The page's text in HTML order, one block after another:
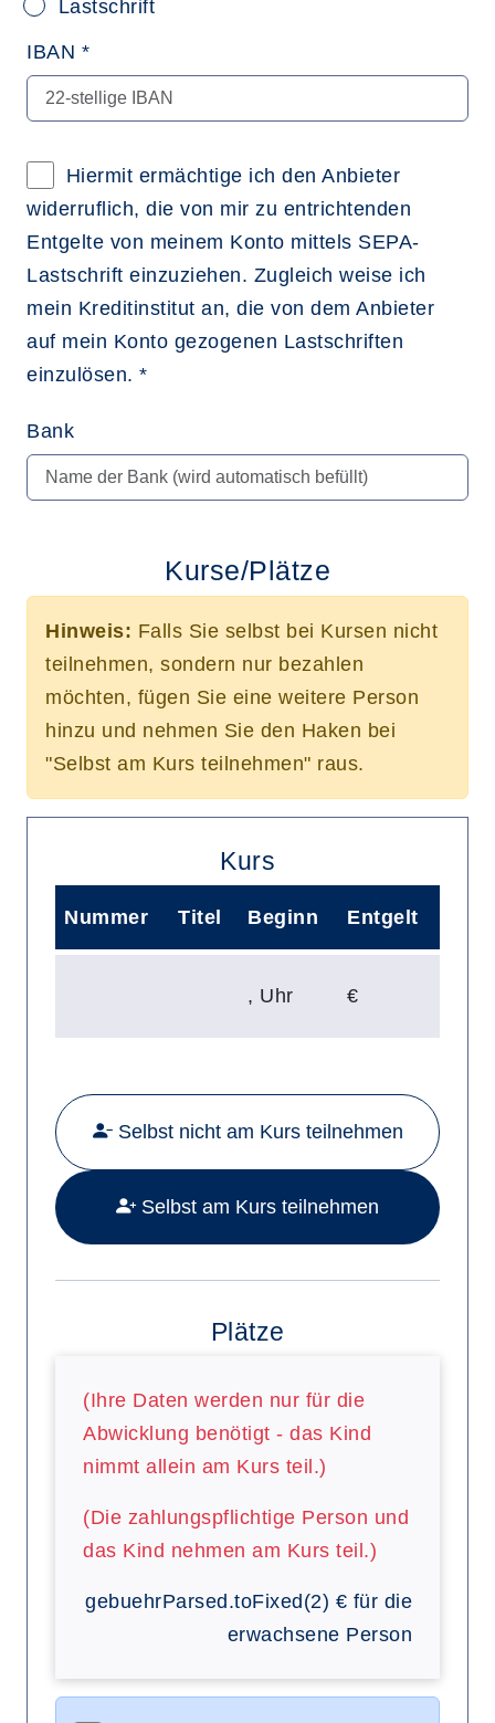
Lastschrift
IBAN *
Hiermit ermächtige ich den Anbieter
widerruflich, die von mir zu entrichtenden
Entgelte von meinem Konto mittels SEPA-
Lastschrift einzuziehen. Zugleich weise ich
mein Kreditinstitut an, die von dem Anbieter
auf mein Konto gezogenen Lastschriften
einzulösen. *
Bank
Kurse/Plätze
Hinweis: Falls Sie selbst bei Kursen nicht
teilnehmen, sondern nur bezahlen
möchten, fügen Sie eine weitere Person
hinzu und nehmen Sie den Haken bei
"Selbst am Kurs teilnehmen" raus.
Kurs
Nummer Titel Beginn Entgelt
Mehr Details zu folgendem Kurs
, Uhr €
Selbst nicht am Kurs teilnehmen
Selbst am Kurs teilnehmen
Plätze
(Ihre Daten werden nur für die
Abwicklung benötigt - das Kind
nimmt allein am Kurs teil.)
(Die zahlungspflichtige Person und
das Kind nehmen am Kurs teil.)
gebuehrParsed.toFixed(2) € für die
erwachsene Person